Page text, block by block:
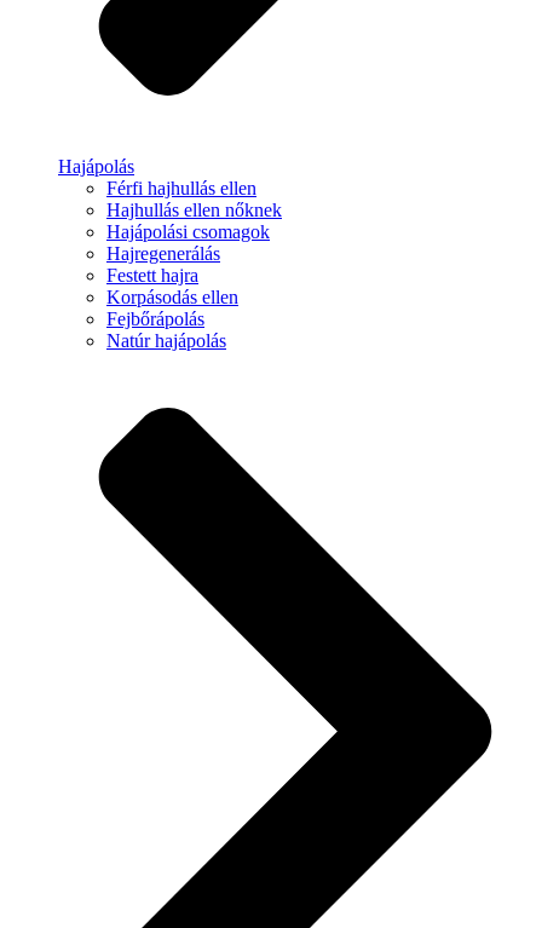
Hajápolás
Férfi hajhullás ellen
Hajhullás ellen nőknek
Hajápolási csomagok
Hajregenerálás
Festett hajra
Korpásodás ellen
Fejbőrápolás
Natúr hajápolás